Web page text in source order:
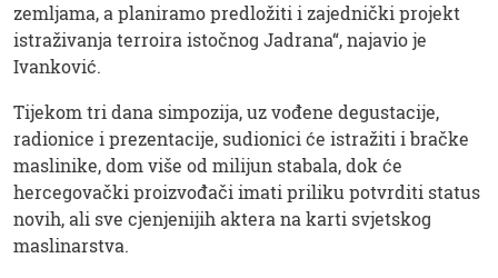
zemljama, a planiramo predložiti i zajednički projekt
istraživanja terroira istočnog Jadrana“, najavio je
Ivanković.
Tijekom tri dana simpozija, uz vođene degustacije,
radionice i prezentacije, sudionici će istražiti i bračke
maslinike, dom više od milijun stabala, dok će
hercegovački proizvođači imati priliku potvrditi status
novih, ali sve cjenjenijih aktera na karti svjetskog
maslinarstva.